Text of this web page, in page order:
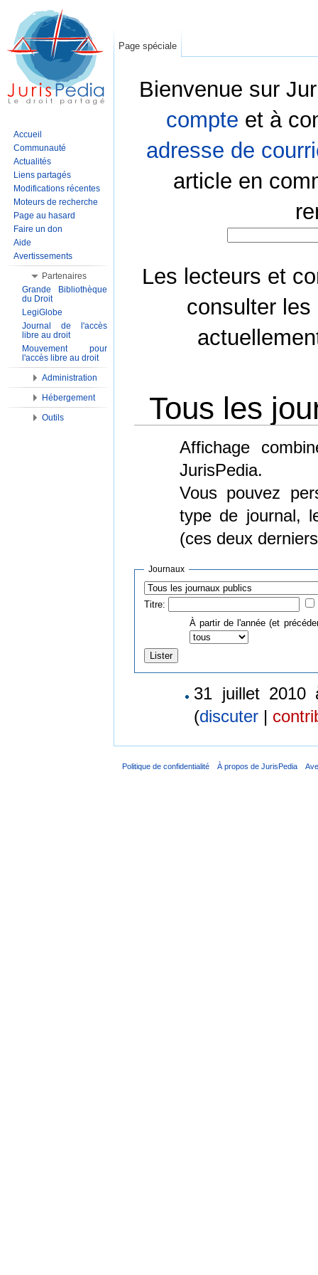
Bienvenue sur
compte et à
adresse de
article en
Les lecteurs et
consulter les
Tous les
Affichage
JurisPedia.
Vous pouvez
type de journal,
(ces deux
Journaux
Titre:
À partir de l'année (et
31 juillet 2010
(discuter |
Page spéciale
Accueil
Communauté
Actualités
Liens partagés
Modifications récentes
Moteurs de recherche
Page au hasard
Faire un don
Aide
Avertissements
Partenaires
Grande Bibliothèque
du Droit
LegiGlobe
Journal de l'accès
libre au droit
Mouvement pour
l'accès libre au droit
Administration
Hébergement
Outils
Politique de confidentialité À propos de JurisPedia